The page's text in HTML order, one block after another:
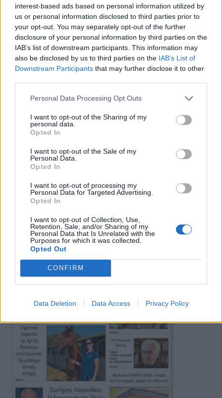
interest-based ads based on personal information utilized by
us or personal information disclosed to third parties prior to
your opt-out. You may separately opt-out of the further
disclosure of your personal information by third parties on the
IAB’s list of downstream participants. This information may
also be disclosed by us to third parties on the IAB’s List of
Downstream Participants that may further disclose it to other
Personal Data Processing Opt Outs
I want to opt-out of the Sharing of my
personal data.
Opted In
I want to opt-out of the Sale of my
Personal Data.
Opted In
I want to opt-out of processing my
Personal Data for Targeted Advertising.
Opted In
I want to opt-out of Collection, Use,
Retention, Sale, and/or Sharing of my
Personal Data that Is Unrelated with the
Purposes for which it was collected.
Opted Out
CONFIRM
Data Deletion Data Access Privacy Policy
Πρωινή